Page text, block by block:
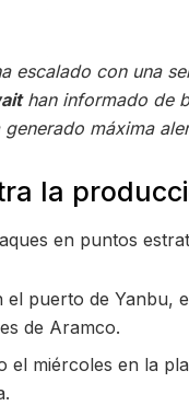
escalado con una
han informado de
máxima
la
en puntos
el puerto de Yanbu,
de Aramco.
el miércoles en la